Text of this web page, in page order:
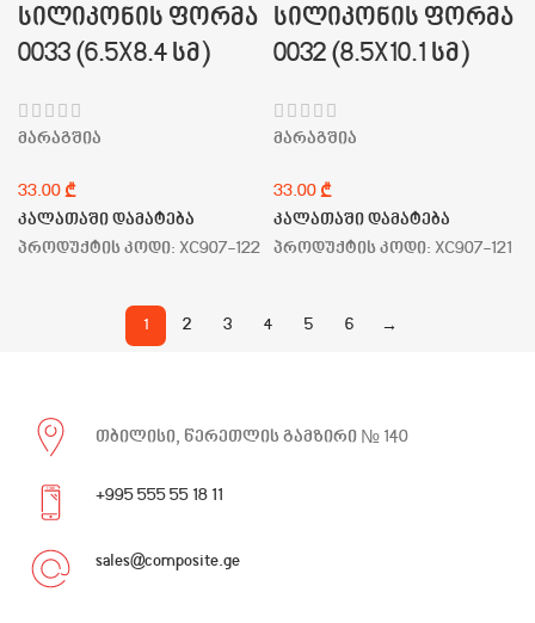
სილიკონის ფორმა
0033 (6.5X8.4 სმ)
მარაგშია
₾
კალათაში დამატება
პროდუქტის კოდი: XC907-122
სილიკონის ფორმა
0032 (8.5X10.1 სმ)
მარაგშია
₾
კალათაში დამატება
პროდუქტის კოდი: XC907-121
1 2 3 4 5 6 →
თბილისი, წერეთლის გამზირი № 140
+995 555 55 18 11
sales@composite.ge